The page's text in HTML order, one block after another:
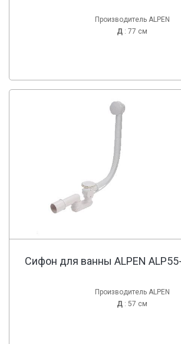
Производитель ALPEN
Д : 77 см
Сифон для ванны ALPEN
Производитель ALPEN
Д : 57 см